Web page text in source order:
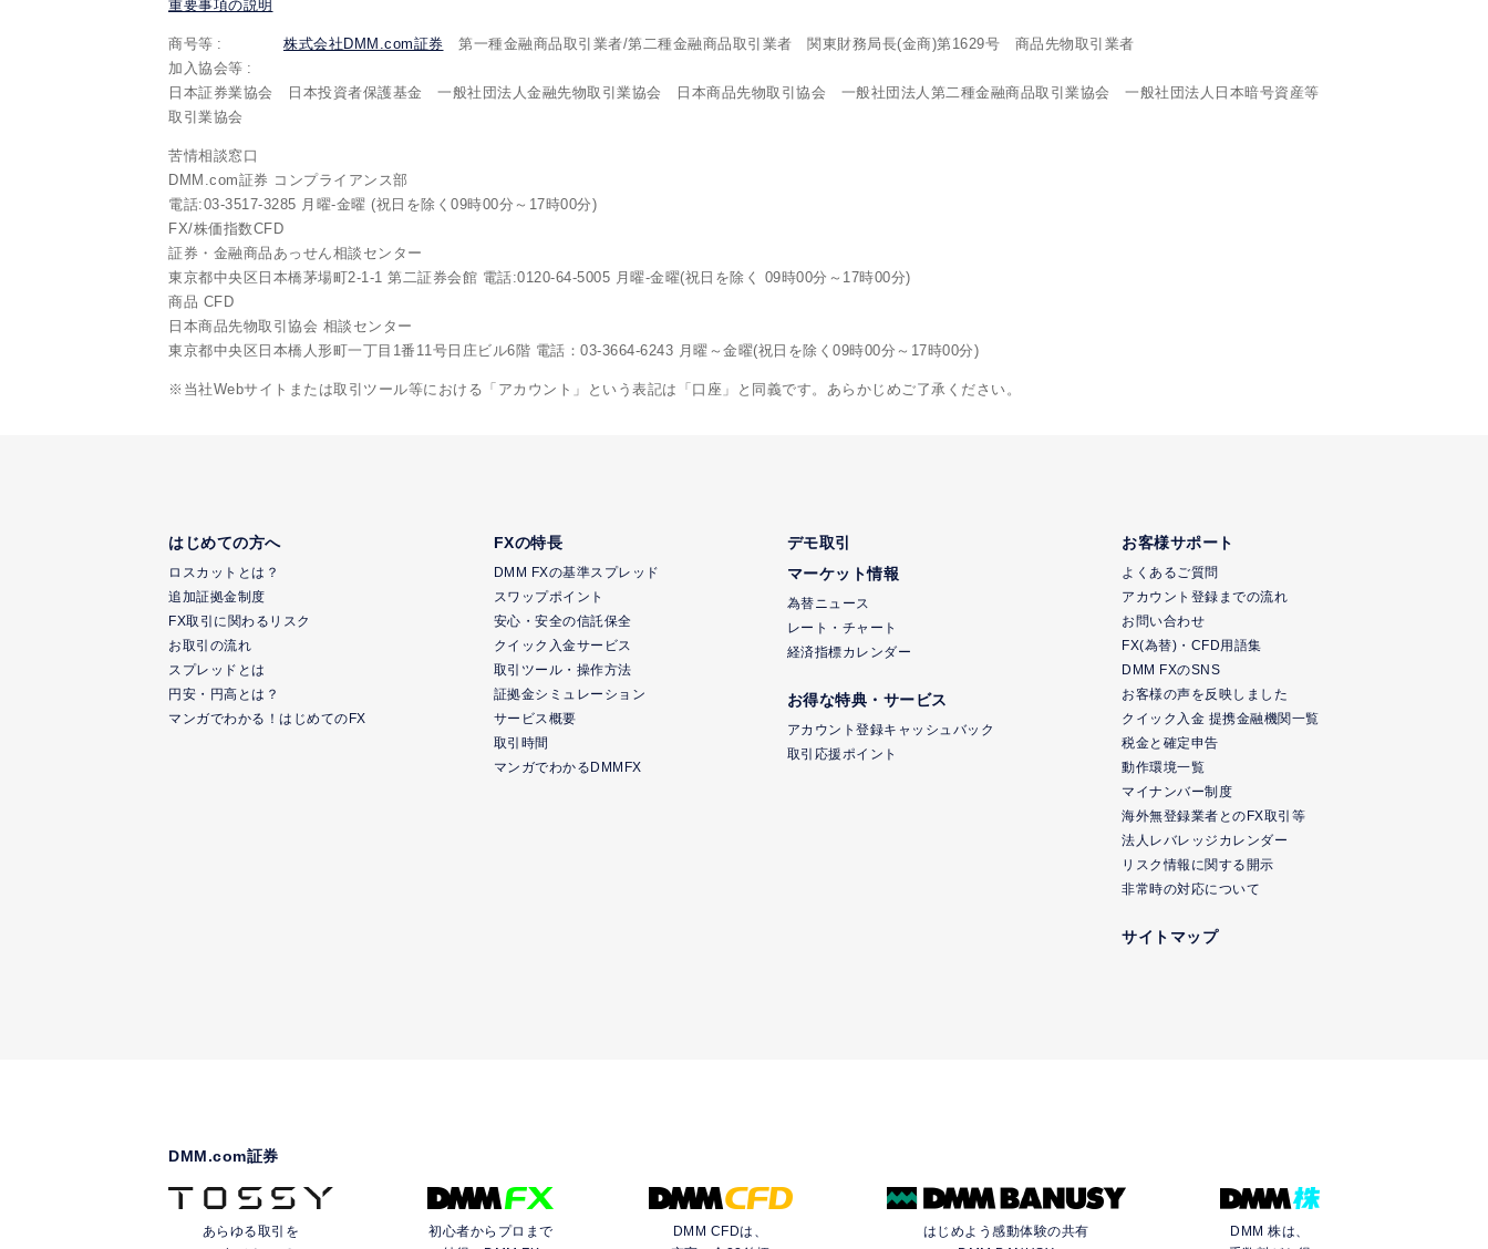
重要事項の説明
商号等 株式会社DMM.com証券 第一種金融商品取引業者/第二種金融商品取引業者 関東財務局長(金商)第1629号 商品先物取引業者
加入協会等
日本証券業協会 日本投資者保護基金 一般社団法人金融先物取引業協会 日本商品先物取引協会 一般社団法人第二種金融商品取引業協会 一般社団法人日本暗号資産等
取引業協会
苦情相談窓口
DMM.com証券 コンプライアンス部
電話:03-3517-3285 月曜-金曜 (祝日を除く09時00分～17時00分)
FX/株価指数CFD
証券・金融商品あっせん相談センター
東京都中央区日本橋茅場町2-1-1 第二証券会館 電話:0120-64-5005 月曜-金曜(祝日を除く 09時00分～17時00分)
商品 CFD
日本商品先物取引協会 相談センター
東京都中央区日本橋人形町一丁目1番11号日庄ビル6階 電話：03-3664-6243 月曜～金曜(祝日を除く09時00分～17時00分)
※当社Webサイトまたは取引ツール等における「アカウント」という表記は「口座」と同義です。あらかじめご了承ください。
はじめての方へ
ロスカットとは？
追加証拠金制度
FX取引に関わるリスク
お取引の流れ
スプレッドとは
円安・円高とは？
マンガでわかる！はじめてのFX
FXの特長
DMM FXの基準スプレッド
スワップポイント
安心・安全の信託保全
クイック入金サービス
取引ツール・操作方法
証拠金シミュレーション
サービス概要
取引時間
マンガでわかるDMMFX
デモ取引
マーケット情報
為替ニュース
レート・チャート
経済指標カレンダー
お得な特典・サービス
アカウント登録キャッシュバック
取引応援ポイント
お客様サポート
よくあるご質問
アカウント登録までの流れ
お問い合わせ
FX(為替)・CFD用語集
DMM FXのSNS
お客様の声を反映しました
クイック入金 提携金融機関一覧
税金と確定申告
動作環境一覧
マイナンバー制度
海外無登録業者とのFX取引等
法人レバレッジカレンダー
リスク情報に関する開示
非常時の対応について
サイトマップ
DMM.com証券
あらゆる取引を
初心者からプロまで
DMM CFDは、
はじめよう感動体験の共有
DMM 株は、